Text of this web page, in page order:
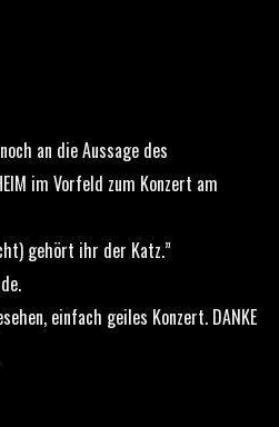
an die Aussage des
im Vorfeld zum Konzert am
gehört ihr der Katz.”
einfach geiles Konzert. DANKE